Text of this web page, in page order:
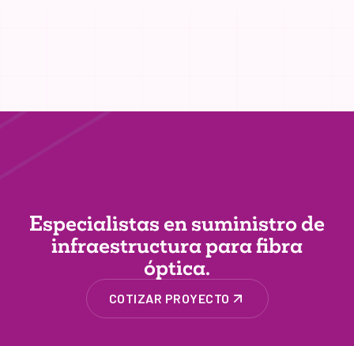
Especialistas en suministro de
infraestructurapara fibra
óptica.
COTIZAR PROYECTO